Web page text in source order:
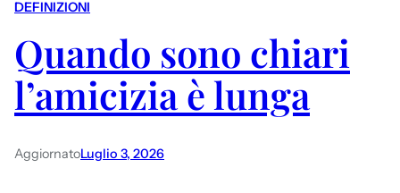
DEFINIZIONI
Quando sono chiari
l’amicizia è lunga
AggiornatoLuglio 3, 2026